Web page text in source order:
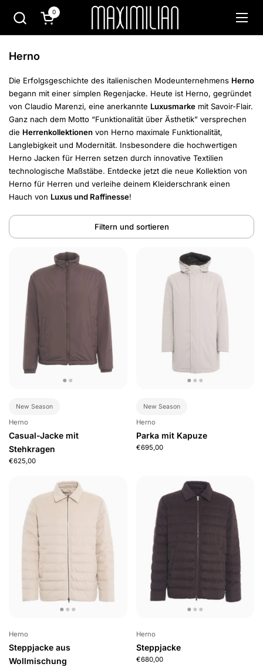
Zum Inhalt springen
Warenkorb öffnen
0
Herno
Die Erfolgsgeschichte des italienischen Modeunternehmens Herno
begann mit einer simplen Regenjacke. Heute ist Herno, gegründet
von Claudio Marenzi, eine anerkannte Luxusmarke mit Savoir-Flair.
Ganz nach dem Motto “Funktionalität über Ästhetik” versprechen
die Herrenkollektionen von Herno maximale Funktionalität,
Langlebigkeit und Modernität. Insbesondere die hochwertigen
Herno Jacken für Herren setzen durch innovative Textilien
technologische Maßstäbe. Entdecke jetzt die neue Kollektion von
Herno für Herren und verleihe deinem Kleiderschrank einen
Hauch von Luxus und Raffinesse!
Filtern und sortieren
New Season
Herno
Casual-Jacke mit
Stehkragen
€625,00
New Season
Herno
Parka mit Kapuze
€695,00
Herno
Steppjacke aus
Wollmischung
Herno
Steppjacke
€680,00